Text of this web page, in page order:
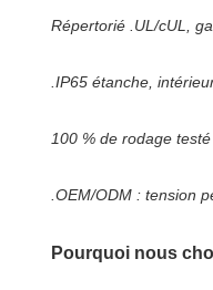
Répertorié .UL/cUL,
.IP65 étanche,
100 % de rodage testé
.OEM/ODM : tension
Pourquoi nous